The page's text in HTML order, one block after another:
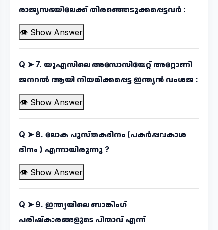
രാജ്യസഭയിലേക്ക് തിരഞ്ഞെടുക്കപ്പെട്ടവർ :
👁 Show Answer
Q ➤ 7. യുഎസിലെ അസോസിയേറ്റ് അറ്റോണി
ജനറൽ ആയി നിയമിക്കപ്പെട്ട ഇന്ത്യൻ വംശജ :
👁 Show Answer
Q ➤ 8. ലോക പുസ്തകദിനം (പകർപ്പവകാശ
ദിനം ) എന്നായിരുന്നു ?
👁 Show Answer
Q ➤ 9. ഇന്ത്യയിലെ ബാങ്കിംഗ്
പരിഷ്കാരങ്ങളുടെ പിതാവ് എന്ന്